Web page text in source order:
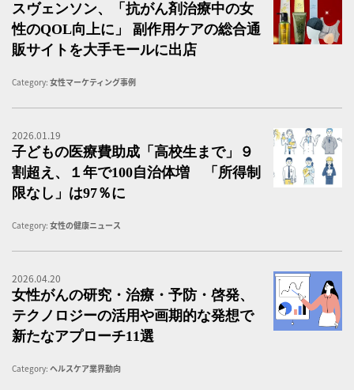
スヴェンソン、「抗がん剤治療中の女
性のQOL向上に」 副作用ケアの総合通
販サイトを大手モールに出店
Category: 女性マーケティング事例
2026.01.19
子どもの医療費助成「高校生まで」９
割超え、１年で100自治体増 「所得制
限なし」は97％に
Category: 女性の健康ニュース
2026.04.20
女性がんの研究・治療・予防・啓発、
テクノロジーの活用や画期的な発想で
新たなアプローチ11選
Category: ヘルスケア業界動向